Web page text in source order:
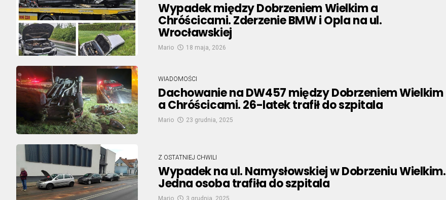
Wypadek między Dobrzeniem Wielkim a
Chróścicami. Zderzenie BMW i Opla na ul.
Wrocławskiej
Mario 18 maja, 2026
WIADOMOŚCI
Dachowanie na DW457 między Dobrzeniem Wielkim
a Chróścicami. 26-latek trafił do szpitala
Mario 23 grudnia, 2025
Z OSTATNIEJ CHWILI
Wypadek na ul. Namysłowskiej w Dobrzeniu Wielkim.
Jedna osoba trafiła do szpitala
Mario 3 grudnia, 2025